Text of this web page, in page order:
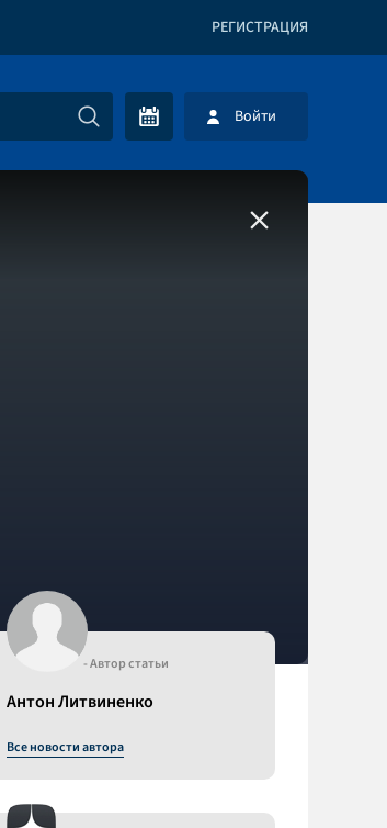
РЕГИСТРАЦИЯ
Войти
- Автор статьи
Антон Литвиненко
Все новости автора